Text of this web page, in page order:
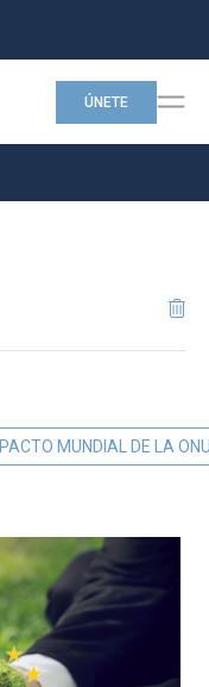
ÚNETE
PACTO MUNDIAL DE LA